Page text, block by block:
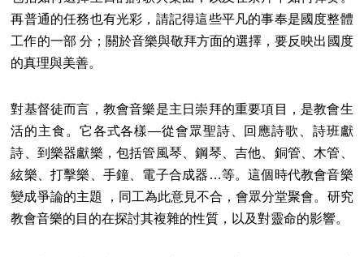
再普通的任務也有光彩，請記得這些平凡的事奉是國度整體
工作的一部 分；關於音樂與敬拜方面的選擇，要反映出國度
的真理與美善。
對基督徒而言，教會音樂是主日崇拜的重要項目，是教會生
活的主食。它各式各樣―從會眾聖詩、回應詩歌、詩班獻
詩、到樂器獻樂，包括管風琴、鋼琴、吉他、銅管、木管、
絃樂、打擊樂、手鐘、電子合成器…等。這個時代教會音樂
變成爭論的主題 ，同工為此意見不合，會眾分堂聚會。研究
教會音樂的目的在探討其複雜的性質，以及對靈命的影響。